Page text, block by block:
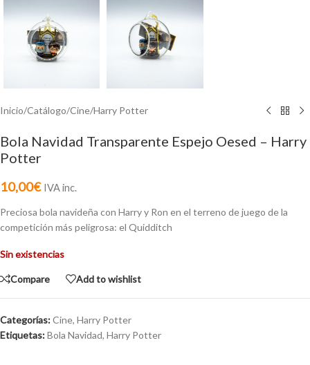
Inicio/Catálogo/Cine/Harry Potter
Bola Navidad Transparente Espejo Oesed – Harry
Potter
10,00€ IVA inc.
Preciosa bola navideña con Harry y Ron en el terreno de juego de la
competición más peligrosa: el Quidditch
Sin existencias
Compare Add to wishlist
Categorías:Cine, Harry Potter
Etiquetas:Bola Navidad, Harry Potter